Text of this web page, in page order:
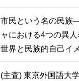
市民という名の民族
ャにおける4つの異
世界と民族的自己イ
(主査) 東京外国語